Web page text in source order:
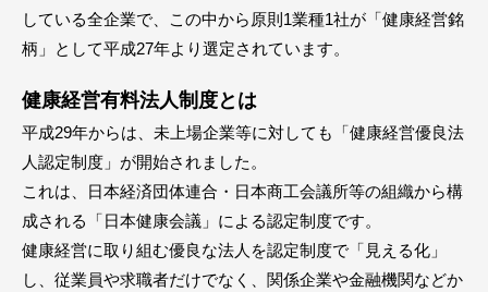
している全企業で、この中から原則1業種1社が「健康経営銘
柄」として平成27年より選定されています。
健康経営有料法人制度とは
平成29年からは、未上場企業等に対しても「健康経営優良法
人認定制度」が開始されました。
これは、日本経済団体連合・日本商工会議所等の組織から構
成される「日本健康会議」による認定制度です。
健康経営に取り組む優良な法人を認定制度で「見える化」
し、従業員や求職者だけでなく、関係企業や金融機関などか